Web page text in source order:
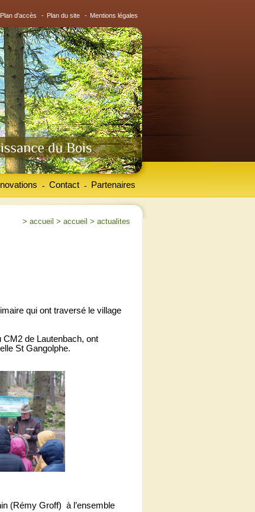
Plan d'accès - Plan du site - Mentions légales
Contact
- Partenaires
-
> accueil > accueil > actualites
qui ont traversé le village
CM2 de Lautenbach, ont
St Gangolphe.
(Rémy Groff) à l’ensemble